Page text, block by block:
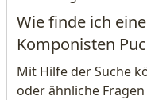
Wie finde ich
Komponisten
Mit Hilfe der Suche
oder ähnliche